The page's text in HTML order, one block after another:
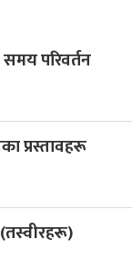
परिवर्तन
प्रस्तावहरू